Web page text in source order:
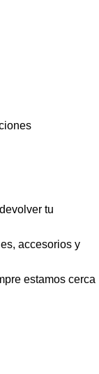
tu
accesorios y
estamos cerca